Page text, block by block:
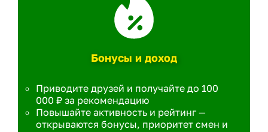
Бонусы и доход
Приводите друзей и получайте до 100
000 ₽ за рекомендацию
Повышайте активность и рейтинг —
открываются бонусы, приоритет смен и